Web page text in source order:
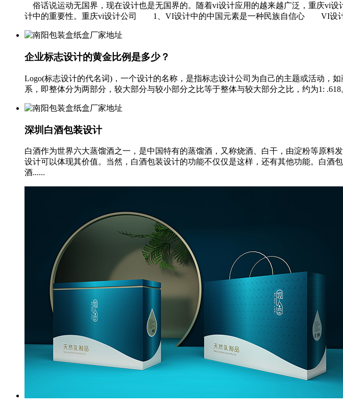
俗话说运动无国界，现在设计也是无国界的。随着vi设计应用的越来越广泛，重庆vi
计中的重要性。重庆vi设计公司 1、VI设计中的中国元素是一种民族自信心 VI设计
企业标志设计的黄金比例是多少？
Logo(标志设计的代名词)，一个设计的名称，是指标志设计公司为自己的主题或活动，
系，即整体分为两部分，较大部分与较小部分之比等于整体与较大部分之比，约为1:
深圳白酒包装设计
白酒作为世界六大蒸馏酒之一，是中国特有的蒸馏酒，又称烧酒、白干，由淀粉等原
设计可以体现其价值。当然，白酒包装设计的功能不仅仅是这样，还有其他功能。白
酒......